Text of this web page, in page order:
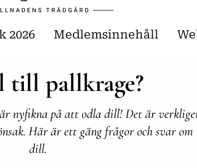
2026 Medlemsinnehåll
till pallkrage?
nyfikna på att odla dill! Det är
Här är ett gäng frågor och svar om
dill.